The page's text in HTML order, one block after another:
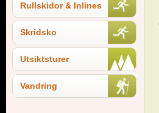
Rullskidor & Inlines
Skridsko
Utsiktsturer
Vandring